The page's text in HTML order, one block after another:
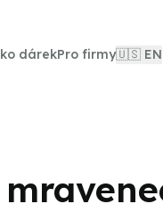
dárekPro firmy🇺🇸 EN